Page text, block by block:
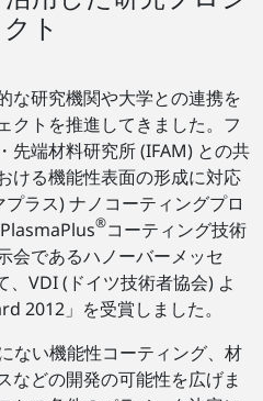
ト
な研究機関や大学との連携を
クトを推進してきました。フ
先端材料研究所 (IFAM) との共
ける機能性表面の形成に対応
プラス) ナノコーティングプロ
®コーティング技術
会であるハノーバーメッセ
VDI (ドイツ技術者協会) よ
2012」を受賞しました。
ない機能性コーティング、材
などの開発の可能性を広げま